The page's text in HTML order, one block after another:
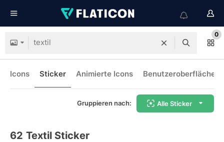
0
Icons Sticker Animierte Icons
Gruppieren nach: Alle Sticker
62 Textil Sticker